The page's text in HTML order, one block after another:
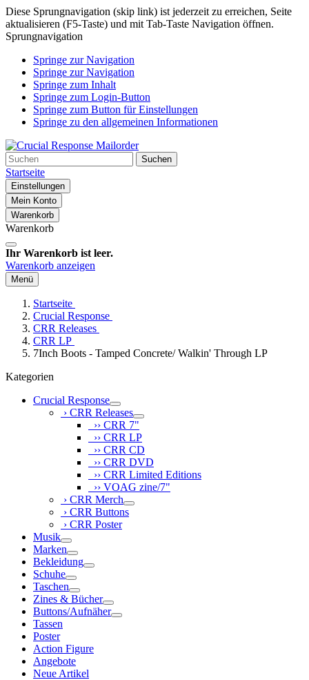
Diese Sprungnavigation (skip link) ist jederzeit zu erreichen, Seite
aktualisieren (F5-Taste) und mit Tab-Taste Navigation öffnen.
Sprungnavigation
Springe zur Navigation
Springe zur Navigation
Springe zum Inhalt
Springe zum Login-Button
Springe zum Button für Einstellungen
Springe zu den allgemeinen Informationen
Suchen
Startseite
Einstellungen
Mein Konto
Warenkorb
Warenkorb
Ihr Warenkorb ist leer.
Warenkorb anzeigen
Menü
Startseite
Crucial Response
CRR Releases
CRR LP
7Inch Boots - Tamped Concrete/ Walkin' Through LP
Kategorien
Crucial Response
› CRR Releases
›› CRR 7"
›› CRR LP
›› CRR CD
›› CRR DVD
›› CRR Limited Editions
›› VOAG zine/7"
› CRR Merch
› CRR Buttons
› CRR Poster
Musik
Marken
Bekleidung
Schuhe
Taschen
Zines & Bücher
Buttons/Aufnäher
Tassen
Poster
Action Figure
Angebote
Neue Artikel